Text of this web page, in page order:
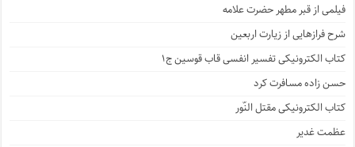
فیلمی از قبر مطهر حضرت علامه
شرح فرازهایی از زیارت اربعین
کتاب الکترونیکی تفسیر انفسی قاب قوسین ج۱
حسن زاده مسافرت کرد
کتاب الکترونیکی مقتل النّور
عظمت غدیر